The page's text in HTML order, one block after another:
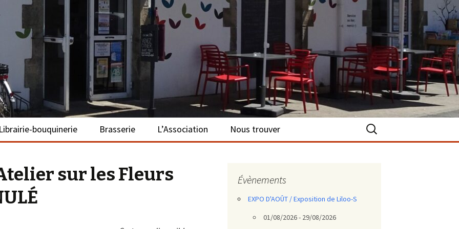
La Turballe
Librairie-bouquinerie
Brasserie
L’Association
Adhérer
Nous trouver Rechercher :
sur les Fleurs
Évènements
EXPO D'AOÛT / Exposition de Liloo-S
01/08/2026 - 29/08/2026